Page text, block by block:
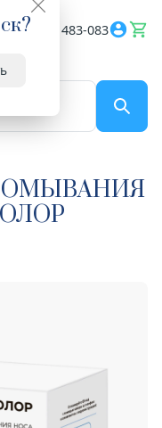
? 8182 483-083